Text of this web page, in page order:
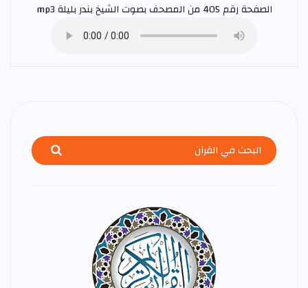
الصفحة رقم 405 من المصحف بصوت الشيخ بندر بليلةmp3